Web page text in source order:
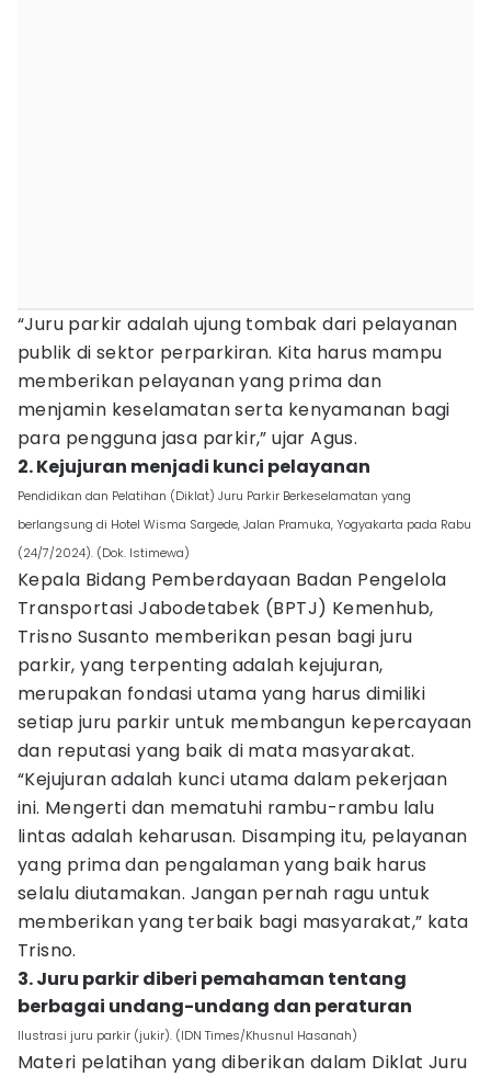
“Juru parkir adalah ujung tombak dari pelayanan
publik di sektor perparkiran. Kita harus mampu
memberikan pelayanan yang prima dan
menjamin keselamatan serta kenyamanan bagi
para pengguna jasa parkir,” ujar Agus.
2. Kejujuran menjadi kunci pelayanan
Pendidikan dan Pelatihan (Diklat) Juru Parkir Berkeselamatan yang
berlangsung di Hotel Wisma Sargede, Jalan Pramuka, Yogyakarta pada Rabu
(24/7/2024). (Dok. Istimewa)
Kepala Bidang Pemberdayaan Badan Pengelola
Transportasi Jabodetabek (BPTJ) Kemenhub,
Trisno Susanto memberikan pesan bagi juru
parkir, yang terpenting adalah kejujuran,
merupakan fondasi utama yang harus dimiliki
setiap juru parkir untuk membangun kepercayaan
dan reputasi yang baik di mata masyarakat.
“Kejujuran adalah kunci utama dalam pekerjaan
ini. Mengerti dan mematuhi rambu-rambu lalu
lintas adalah keharusan. Disamping itu, pelayanan
yang prima dan pengalaman yang baik harus
selalu diutamakan. Jangan pernah ragu untuk
memberikan yang terbaik bagi masyarakat,” kata
Trisno.
3. Juru parkir diberi pemahaman tentang
berbagai undang-undang dan peraturan
Ilustrasi juru parkir (jukir). (IDN Times/Khusnul Hasanah)
Materi pelatihan yang diberikan dalam Diklat Juru